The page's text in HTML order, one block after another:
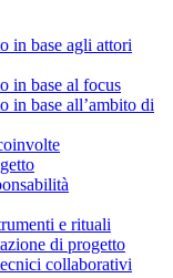
in base agli attori
in base al focus
in base all’ambito di
e rituali
di progetto
collaborativi